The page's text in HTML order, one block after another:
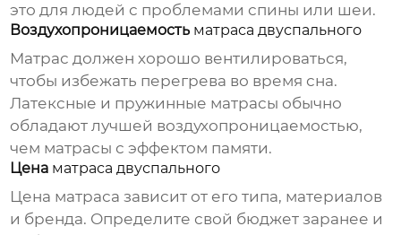
это для людей с проблемами спины или шеи.
Воздухопроницаемость матраса двуспального
Матрас должен хорошо вентилироваться,
чтобы избежать перегрева во время сна.
Латексные и пружинные матрасы обычно
обладают лучшей воздухопроницаемостью,
чем матрасы с эффектом памяти.
Цена матраса двуспального
Цена матраса зависит от его типа, материалов
и бренда. Определите свой бюджет заранее и